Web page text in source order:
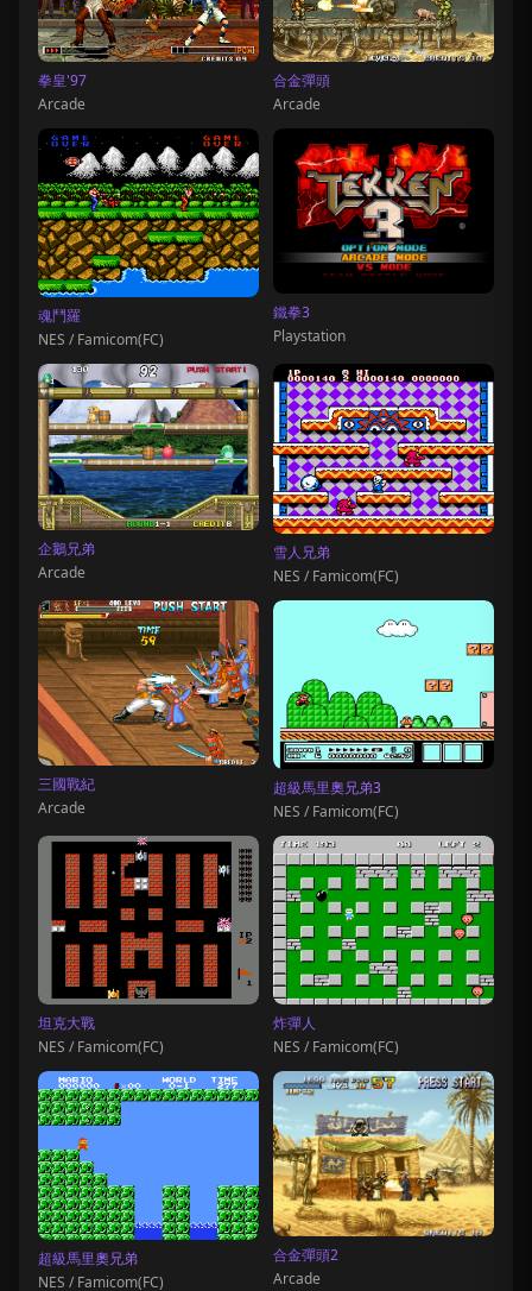
拳皇'97
Arcade
合金彈頭
Arcade
魂鬥羅
NES / Famicom(FC)
鐵拳3
Playstation
企鵝兄弟
Arcade
雪人兄弟
NES / Famicom(FC)
三國戰紀
Arcade
超級馬里奧兄弟3
NES / Famicom(FC)
坦克大戰
NES / Famicom(FC)
炸彈人
NES / Famicom(FC)
超級馬里奧兄弟
NES / Famicom(FC)
合金彈頭2
Arcade